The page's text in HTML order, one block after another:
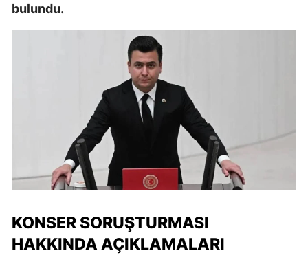
bulundu.
KONSER SORUŞTURMASI
HAKKINDA AÇIKLAMALARI